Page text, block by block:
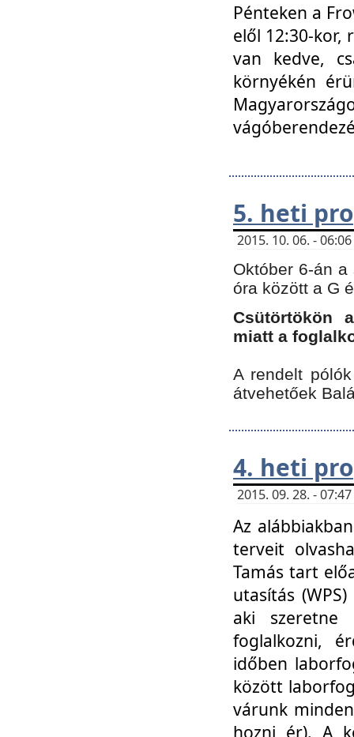
Pénteken a
elől 12:30-kor,
van kedve,
környékén
5. heti
2015. 10. 06. -
Október 6-án
óra között a G
Csütörtökön
miatt a
A rendelt
átvehetőek
4. heti
2015. 09. 28. -
Az
terveit
Tamás tart
utasítás
aki szeretne
foglalkozni,
időben
között
várunk
hozni ér). A